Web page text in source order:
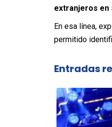
extranjeros en
En esa línea,
permitido
Entradas